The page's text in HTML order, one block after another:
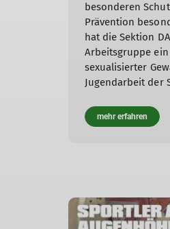
besonderen
Prävention
hat die Sektion
Arbeitsgruppe
sexualisierter
Jugendarbeit der
mehr erfahren